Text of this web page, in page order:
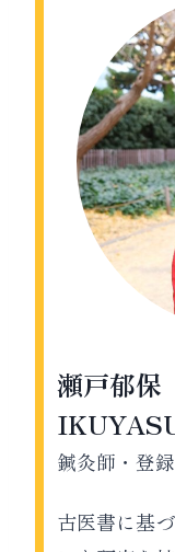
瀬戸郁保
鍼灸師・登
古医書に基